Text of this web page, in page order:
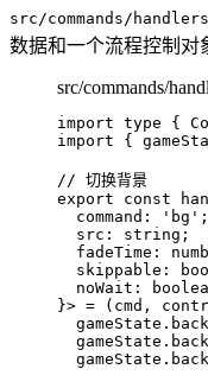
src/commands/
数据和一个流程控制对
src/commands/
import type {
import {
// 切换背景
export const
command : ' bg ' ;
src : string ;
fadeTime :
skippable :
noWait :
}> =
( cmd ,
gameState .
gameState .
gameState .